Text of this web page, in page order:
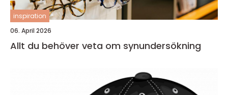
inspiration
06. April 2026
Allt du behöver veta om synundersökning